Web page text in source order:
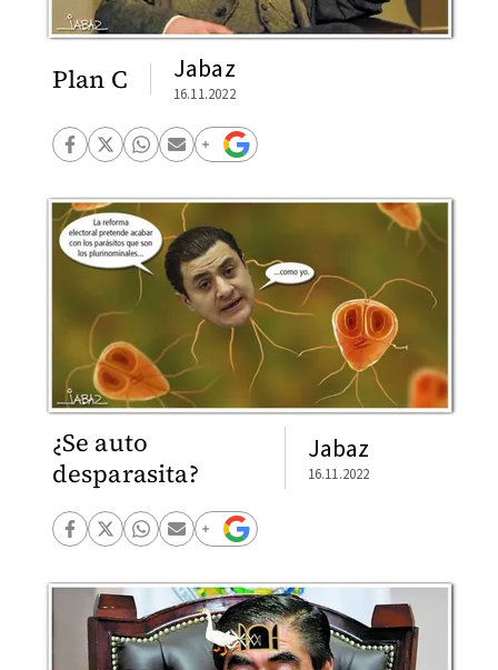
Plan C Jabaz
16.11.2022
¿Se auto
desparasita?
Jabaz
16.11.2022